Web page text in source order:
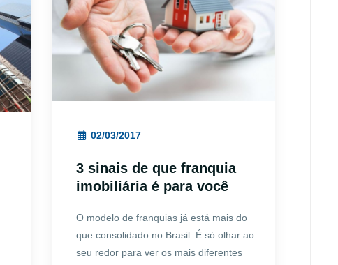
02/03/2017
3 sinais de que franquia
imobiliária é para você
O modelo de franquias já está mais do
que consolidado no Brasil. É só olhar ao
seu redor para ver os mais diferentes